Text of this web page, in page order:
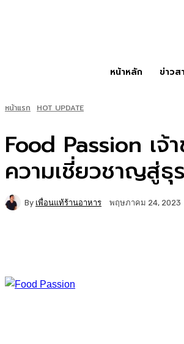
หน้าหลัก ข่าวส
หน้าแรก HOT UPDATE
Food Passion เจ้
ความเชี่ยวชาญสู่
By เพื่อนแท้ร้านอาหาร พฤษภาคม 24, 2023